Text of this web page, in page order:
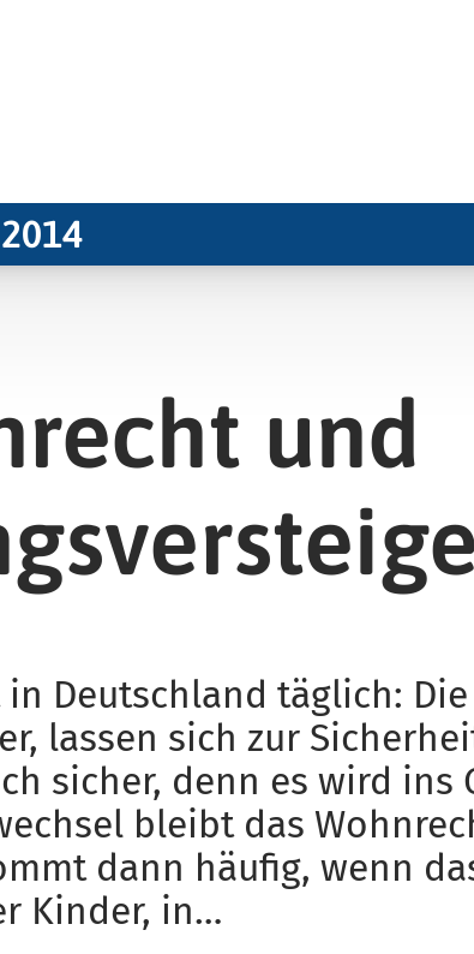
und
in Deutschland täglich:
lassen sich zur
sicher, denn es wird ins
bleibt das
dann häufig, wenn
Kinder, in…